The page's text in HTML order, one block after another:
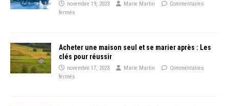
novembre 19, 2023 Marie Martin
Commentaires
fermés
Acheter une maison seul et se marier après : Les
clés pour réussir
novembre 17, 2023 Marie Martin
Commentaires
fermés